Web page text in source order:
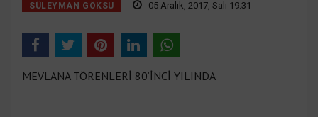
SÜLEYMAN GÖKSU 05 Aralık, 2017, Salı 19:31
MEVLANA TÖRENLERİ 80’İNCİ YILINDA